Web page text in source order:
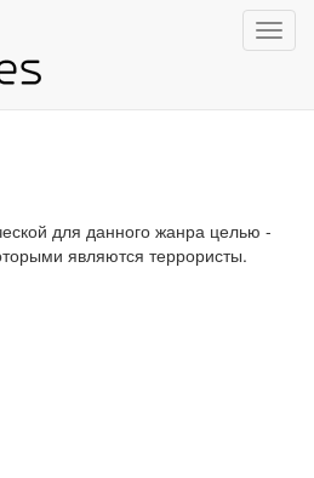
для данного жанра целью -
являются террористы.